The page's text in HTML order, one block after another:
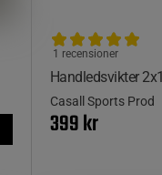
Handledsvikter
1 recensioner
Casall Sports Prod
399 kr